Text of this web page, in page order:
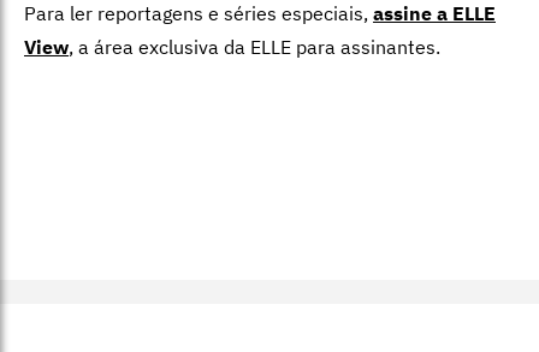
Para ler reportagens e séries especiais, assine a ELLE
View, a área exclusiva da ELLE para assinantes.